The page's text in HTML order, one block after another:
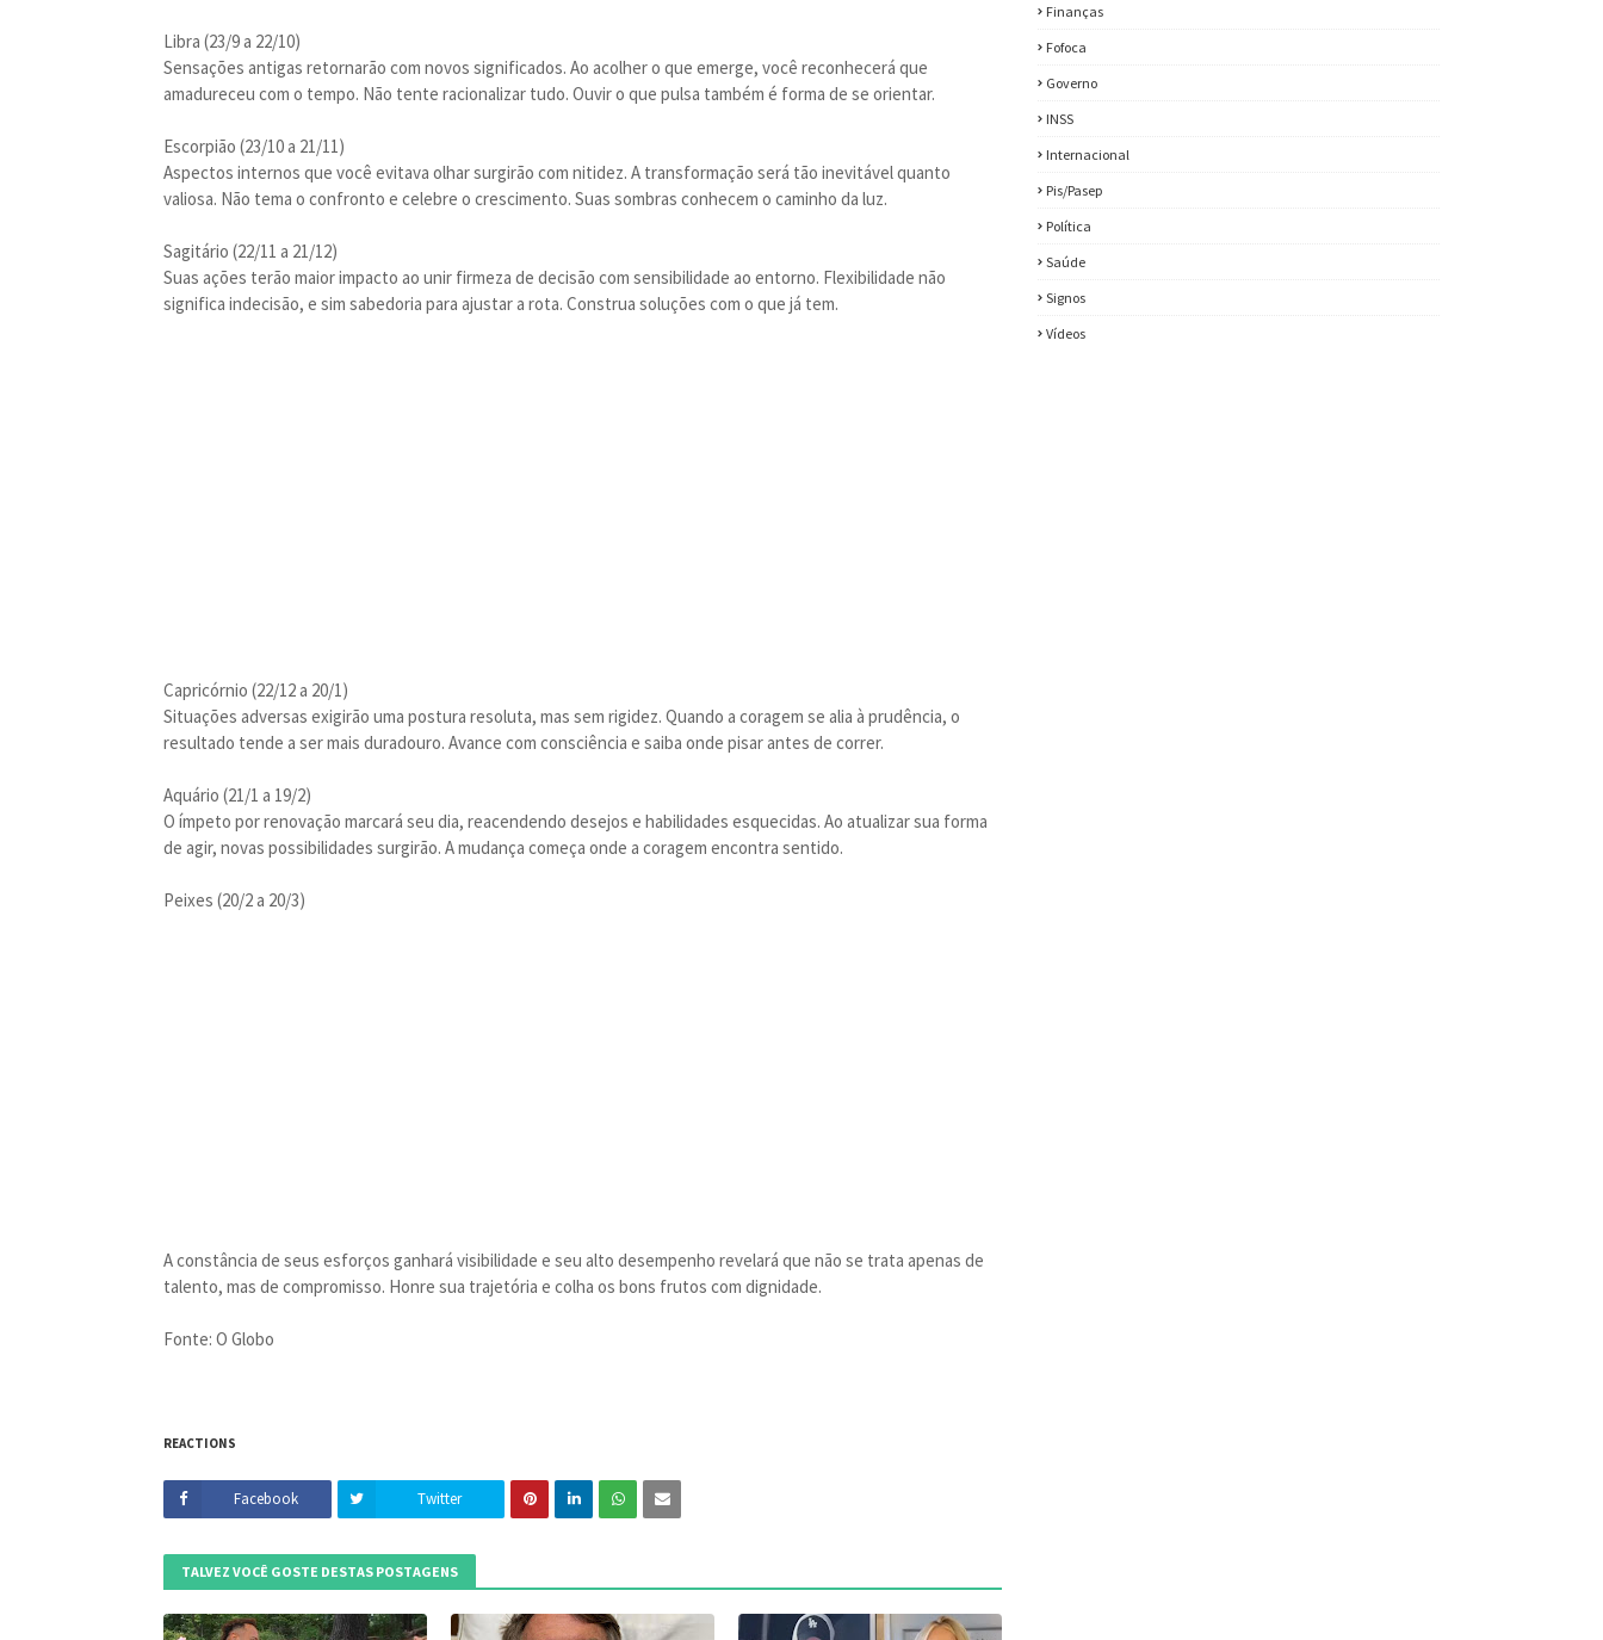
Libra (23/9 a 22/10)
Sensações antigas retornarão com novos significados. Ao acolher o que emerge, você reconhecerá que
amadureceu com o tempo. Não tente racionalizar tudo. Ouvir o que pulsa também é forma de se orientar.
Escorpião (23/10 a 21/11)
Aspectos internos que você evitava olhar surgirão com nitidez. A transformação será tão inevitável quanto
valiosa. Não tema o confronto e celebre o crescimento. Suas sombras conhecem o caminho da luz.
Sagitário (22/11 a 21/12)
Suas ações terão maior impacto ao unir firmeza de decisão com sensibilidade ao entorno. Flexibilidade não
significa indecisão, e sim sabedoria para ajustar a rota. Construa soluções com o que já tem.
Capricórnio (22/12 a 20/1)
Situações adversas exigirão uma postura resoluta, mas sem rigidez. Quando a coragem se alia à prudência, o
resultado tende a ser mais duradouro. Avance com consciência e saiba onde pisar antes de correr.
Aquário (21/1 a 19/2)
O ímpeto por renovação marcará seu dia, reacendendo desejos e habilidades esquecidas. Ao atualizar sua forma
de agir, novas possibilidades surgirão. A mudança começa onde a coragem encontra sentido.
Peixes (20/2 a 20/3)
A constância de seus esforços ganhará visibilidade e seu alto desempenho revelará que não se trata apenas de
talento, mas de compromisso. Honre sua trajetória e colha os bons frutos com dignidade.
Fonte: O Globo
REACTIONS
Facebook Twitter
TALVEZ VOCÊ GOSTE DESTAS POSTAGENS
Finanças
Fofoca
Governo
INSS
Internacional
Pis/Pasep
Política
Saúde
Signos
Vídeos